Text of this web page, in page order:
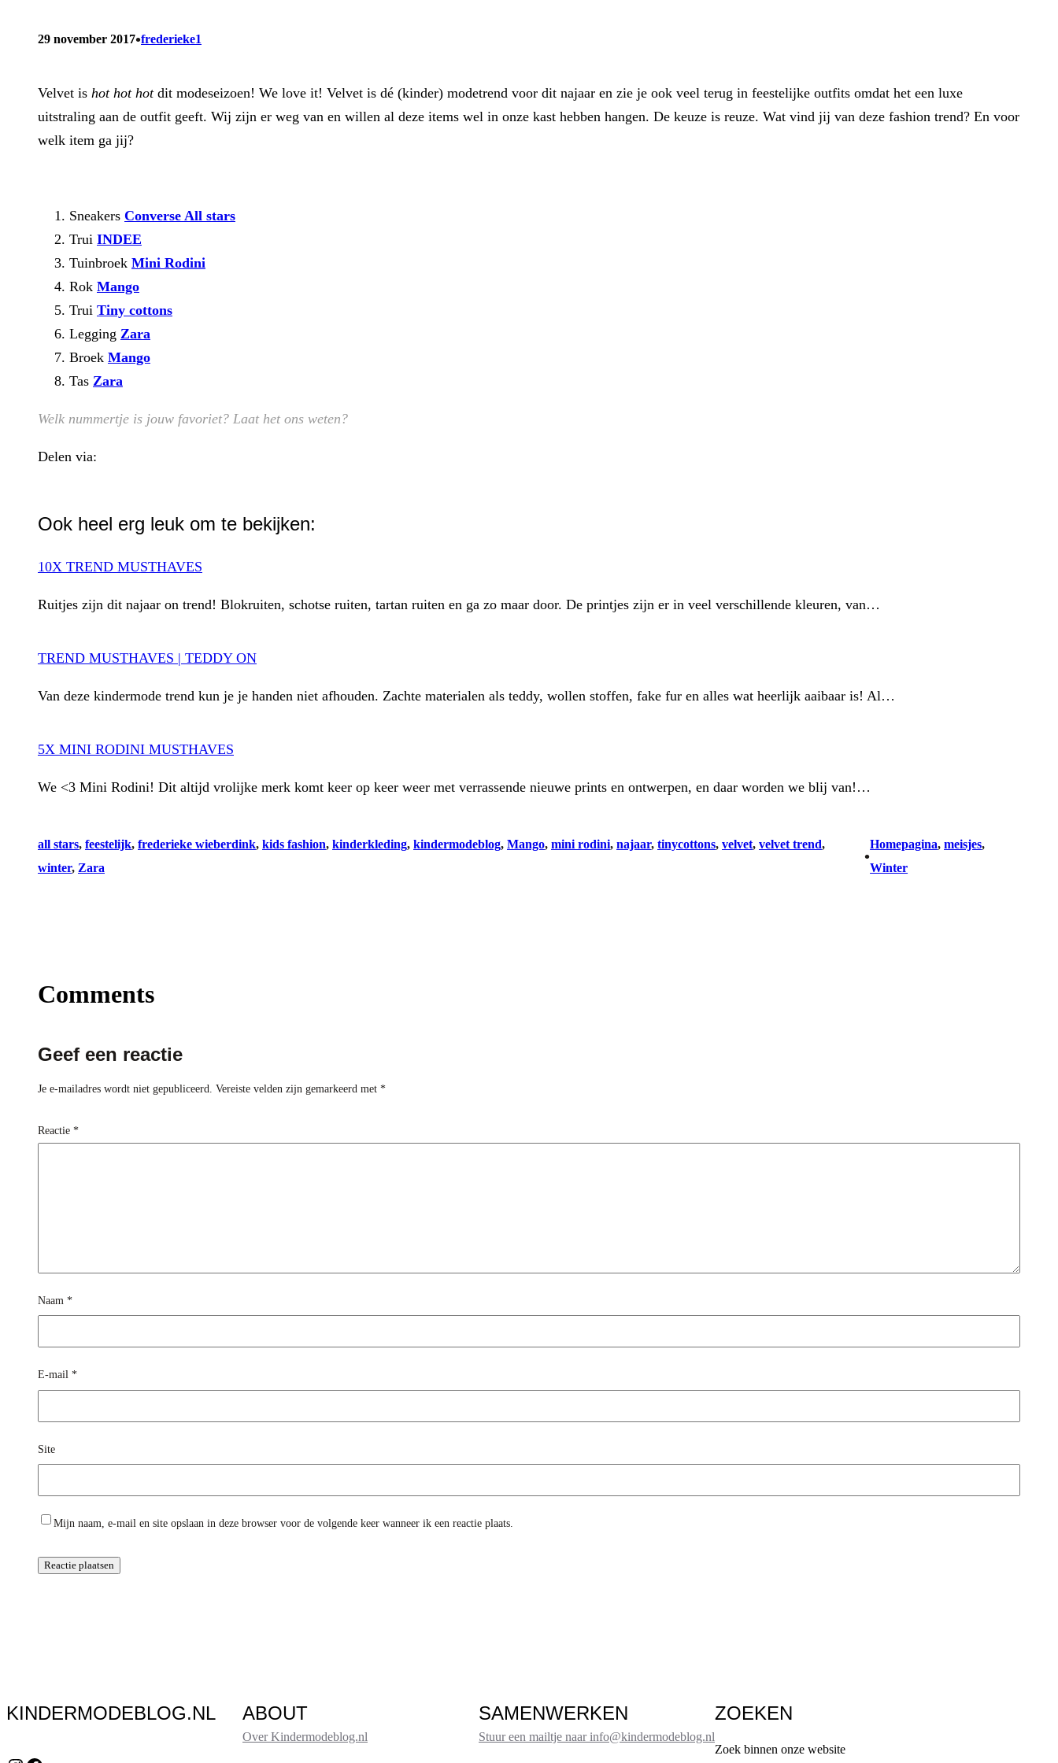
29 november 2017•frederieke1
Velvet is hot hot hotdit modeseizoen! We love it! Velvet is dé (kinder) modetrend voor dit najaar en zie je ook veel terug in feestelijke outfits omdat het een luxe
uitstraling aan de outfit geeft. Wij zijn er weg van en willen al deze items wel in onze kast hebben hangen. De keuze is reuze. Wat vind jij van deze fashion trend? En voor
welk item ga jij?
Sneakers Converse All stars
Trui INDEE
Tuinbroek Mini Rodini
Rok Mango
Trui Tiny cottons
Legging Zara
Broek Mango
Tas Zara
Welk nummertje is jouw favoriet? Laat het ons weten?
Delen via:
Ook heel erg leuk om te bekijken:
10X TREND MUSTHAVES
Ruitjes zijn dit najaar on trend! Blokruiten, schotse ruiten, tartan ruiten en ga zo maar door. De printjes zijn er in veel verschillende kleuren, van…
TREND MUSTHAVES | TEDDY ON
Van deze kindermode trend kun je je handen niet afhouden. Zachte materialen als teddy, wollen stoffen, fake fur en alles wat heerlijk aaibaar is! Al…
5X MINI RODINI MUSTHAVES
We <3 Mini Rodini! Dit altijd vrolijke merk komt keer op keer weer met verrassende nieuwe prints en ontwerpen, en daar worden we blij van!…
all stars, feestelijk, frederieke wieberdink, kids fashion, kinderkleding, kindermodeblog, Mango, mini rodini, najaar, tinycottons, velvet, velvet trend
winter, Zara
•
Homepagina, meisjes
Winter
Comments
Geef een reactie
Je e-mailadres wordt niet gepubliceerd. Vereiste velden zijn gemarkeerd met *
Reactie *
Naam *
E-mail *
Site
Mijn naam, e-mail en site opslaan in deze browser voor de volgende keer wanneer ik een reactie plaats.
KINDERMODEBLOG.NL ABOUT
Over Kindermodeblog.nl
SAMENWERKEN
Stuur een mailtje naar info@kindermodeblog.nl
ZOEKEN
Zoek binnen onze website